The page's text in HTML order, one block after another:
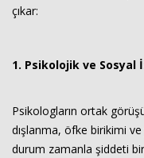
çıkar:
1. Psikolojik ve Sosyal
Psikologların ortak
dışlanma, öfke birikimi ve
durum zamanla şiddeti